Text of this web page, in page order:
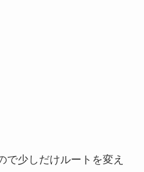
で少しだけルートを変え